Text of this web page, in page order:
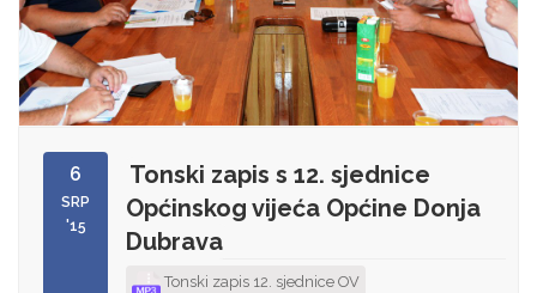
6
SRP
'15
Tonski zapis s 12. sjednice
Općinskog vijeća Općine Donja
Dubrava
Tonski zapis 12. sjednice OV